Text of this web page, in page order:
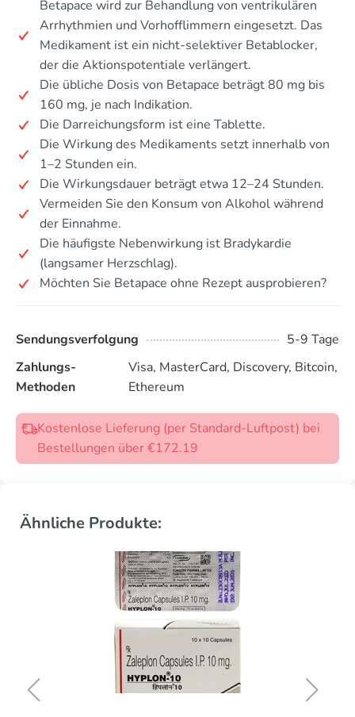
Betapace wird zur Behandlung von ventrikulären
Arrhythmien und Vorhofflimmern eingesetzt. Das
Medikament ist ein nicht-selektiver Betablocker,
der die Aktionspotentiale verlängert.
Die übliche Dosis von Betapace beträgt 80 mg bis
160 mg, je nach Indikation.
Die Darreichungsform ist eine Tablette.
Die Wirkung des Medikaments setzt innerhalb von
1–2 Stunden ein.
Die Wirkungsdauer beträgt etwa 12–24 Stunden.
Vermeiden Sie den Konsum von Alkohol während
der Einnahme.
Die häufigste Nebenwirkung ist Bradykardie
(langsamer Herzschlag).
Möchten Sie Betapace ohne Rezept ausprobieren?
Sendungsverfolgung
5-9 Tage
Zahlungs-
Methoden
Visa, MasterCard, Discovery, Bitcoin,
Ethereum
Kostenlose Lieferung (per Standard-Luftpost) bei
Bestellungen über €172.19
Ähnliche Produkte: